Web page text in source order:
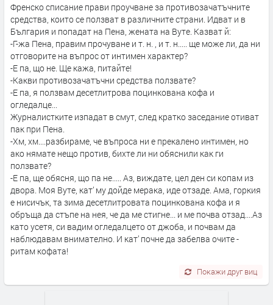
Френско списание прави проучване за противозачатъчните
средства, които се ползват в различните страни. Идват и в
България и попадат на Пена, жената на Вуте. Казват й:
-Г-жа Пена, правим прочуване и т. н. , и т. н..... ще може ли, да ни
отговорите на въпрос от интимен характер?
-Е па, що не. Ще кажа, питайте!
-Какви противозачатъчни средства ползвате?
-Е па, я ползвам десетлитрова поцинкована кофа и
огледалце...
Журналистките изпадат в смут, след кратко заседание отиват
пак при Пена.
-Хм, хм....разбираме, че въпроса ни е прекалено интимен, но
ако нямате нещо против, бихте ли ни обяснили как ги
ползвате?
-Е па, ще обясня, що па не..... Аз, виждате, цел ден си копам из
двора. Моя Вуте, кат’ му дойде мерака, иде отзаде. Ама, горкия
е нисичък, та зима десетлитровата поцинкована кофа и я
обръща да стъпе на нея, че да ме стигне... и ме почва отзад....Аз
като усетя, си вадим огледалцето от джоба, и почвам да
наблюдавам внимателно. И кат’ почне да забелва очите -
ритам кофата!
Покажи друг виц